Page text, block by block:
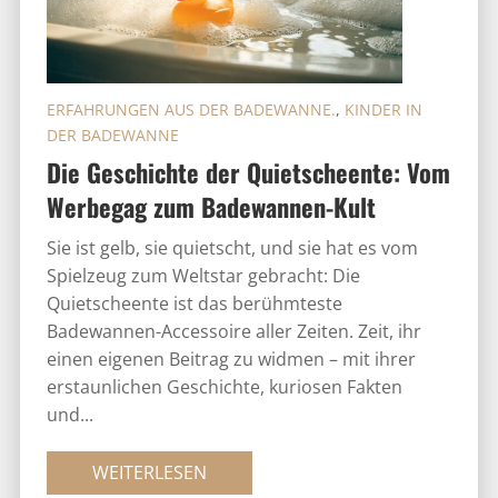
Die Geschichte der Quietscheente: Vom
Werbegag zum Badewannen-Kult
ERFAHRUNGEN AUS DER BADEWANNE., KINDER IN
DER BADEWANNE
Sie ist gelb, sie quietscht, und sie hat es vom
Spielzeug zum Weltstar gebracht: Die
Quietscheente ist das berühmteste
Badewannen-Accessoire aller Zeiten. Zeit, ihr
einen eigenen Beitrag zu widmen – mit ihrer
erstaunlichen Geschichte, kuriosen Fakten
und...
WEITERLESEN